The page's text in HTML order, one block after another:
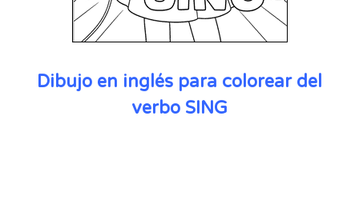
Dibujo en inglés para colorear del
verbo SING